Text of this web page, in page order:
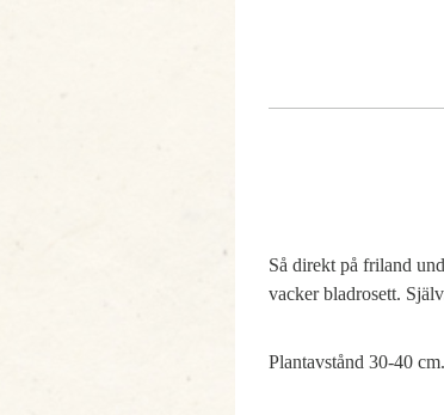
Så direkt på friland
vacker bladrosett.
Plantavstånd 30-40 cm.